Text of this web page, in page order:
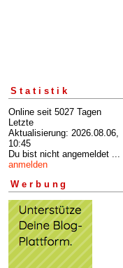
Statistik
Online seit 5027 Tagen
Letzte
Aktualisierung: 2026.08.06,
10:45
Du bist nicht angemeldet ...
anmelden
Werbung